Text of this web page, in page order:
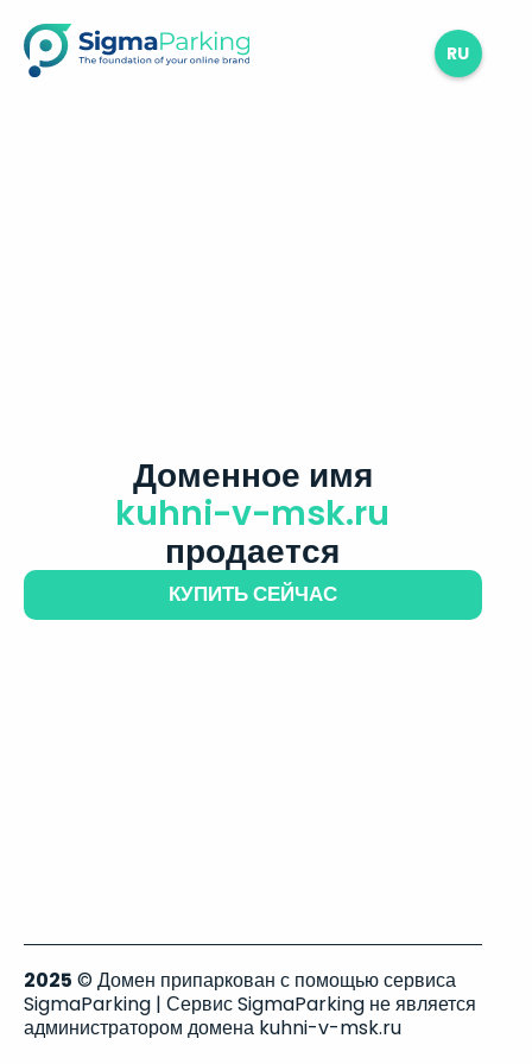
RU
Доменное имя
kuhni-v-msk.ru
продается
КУПИТЬ СЕЙЧАС
2025 © Домен припаркован с помощью сервиса
SigmaParking | Сервис SigmaParking не является
администратором домена kuhni-v-msk.ru